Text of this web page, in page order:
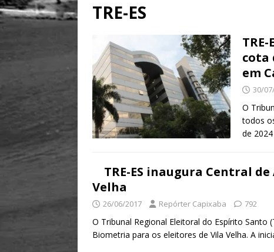
TRE-ES
cota
em
30/
O
todos
de
TRE-ES inaugura Central
Velha
26/06/2017 Repórter Capixaba 792
O Tribunal Regional Eleitoral do Espírito Santo
Biometria para os eleitores de Vila Velha. A